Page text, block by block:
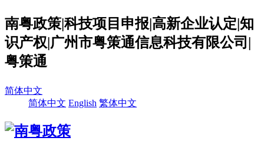
南粤政策|科技项目申报|高新企业认定|知
识产权|广州市粤策通信息科技有限公司|
粤策通
简体中文
简体中文 English 繁体中文